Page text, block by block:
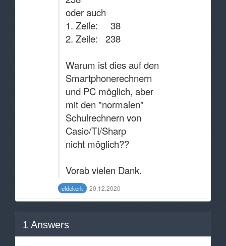
oder auch
1. Zeile: 38
2. Zeile: 238
Warum ist dies auf den
Smartphonerechnern
und PC möglich, aber
mit den "normalen"
Schulrechnern von
Casio/TI/Sharp
nicht möglich??
Vorab vielen Dank.
eldekerk 20.12.2020
1 Answers